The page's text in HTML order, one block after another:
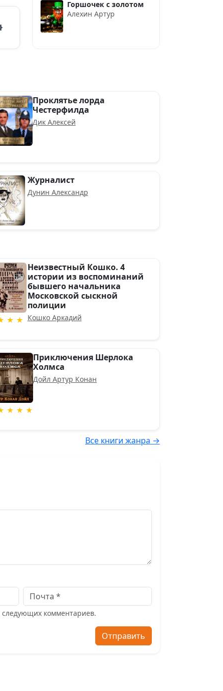
Горшочек с золотом
Алехин Артур
Проклятье лорда
Честерфилда
Дик Алексей
Журналист
Дунин Александр
★ ★
Неизвестный Кошко. 4
истории из воспоминаний
бывшего начальника
Московской сыскной
полиции
Кошко Аркадий
★ ★ ★
Приключения Шерлока
Холмса
Дойл Артур Конан
Все книги жанра →
комментариев.
Отправить